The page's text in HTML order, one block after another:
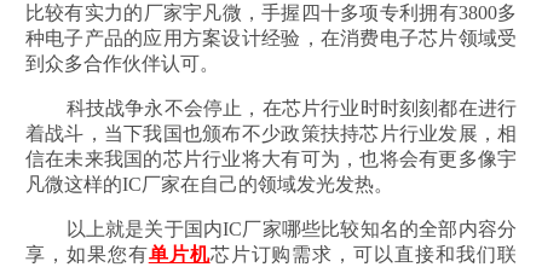
比较有实力的厂家宇凡微，手握四十多项专利拥有3800多
种电子产品的应用方案设计经验，在消费电子芯片领域受
到众多合作伙伴认可。
科技战争永不会停止，在芯片行业时时刻刻都在进行
着战斗，当下我国也颁布不少政策扶持芯片行业发展，相
信在未来我国的芯片行业将大有可为，也将会有更多像宇
凡微这样的IC厂家在自己的领域发光发热。
以上就是关于国内IC厂家哪些比较知名的全部内容分
享，如果您有单片机芯片订购需求，可以直接和我们联